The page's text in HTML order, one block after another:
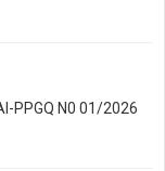
PPGQ N0 01/2026